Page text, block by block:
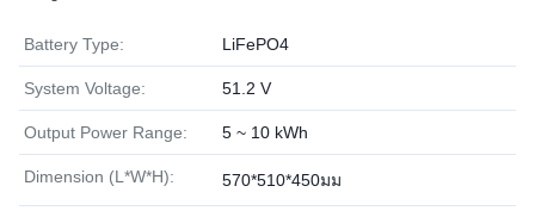
Battery Type: LiFePO4
System Voltage: 51.2 V
Output Power Range: 5 ~ 10 kWh
Dimension (L*W*H): 570*510*450มม